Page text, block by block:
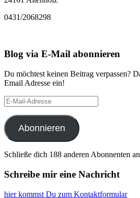
0431/2068298
Blog via E-Mail abonnieren
Du möchtest keinen Beitrag verpassen?
Email Adresse ein!
E-
Mail-
Adresse
Abonnieren
Schließe dich 188 anderen Abonnenten an
Schreibe mir eine Nachricht
hier kommst Du zum Kontaktformular